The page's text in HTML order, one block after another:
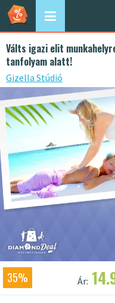
Válts igazi elit
tanfolyam alatt!
Gizella Stúdió
35% Ár: